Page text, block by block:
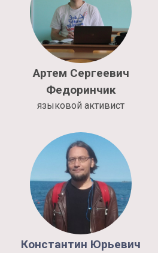
Артем Сергеевич
Федоринчик
языковой активист
Константин Юрьевич